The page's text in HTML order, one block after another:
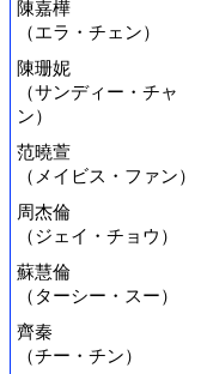
陳嘉樺
（エラ・チェン）
陳珊妮
（サンディー・チャ
ン）
范曉萱
（メイビス・ファン）
周杰倫
（ジェイ・チョウ）
蘇慧倫
（ターシー・スー）
齊秦
（チー・チン）